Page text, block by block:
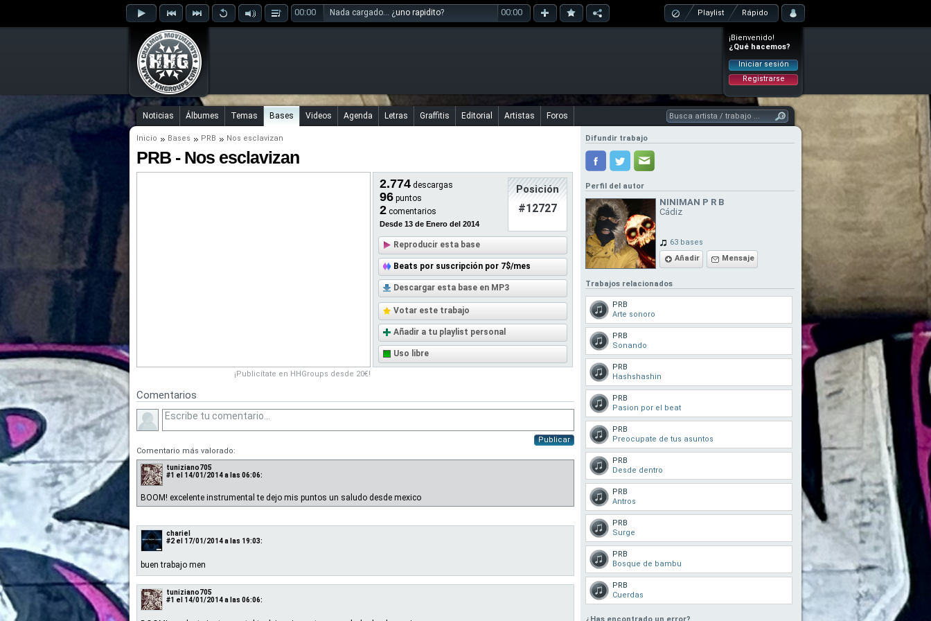
00:00 Nada cargado... ¿uno rapidito? 00:00 Playlist Rápido
¡Bienvenido!
¿Qué hacemos?
Iniciar sesión
Registrarse
Noticias Álbumes Temas Bases Videos Agenda Letras Graffitis Editorial Artistas Foros
Inicio Bases PRB Nos esclavizan
PRB - Nos esclavizan
¡Publicítate en HHGroups desde 20€!
2.774 descargas
96 puntos
2 comentarios
Desde 13 de Enero del 2014
Posición
#12727
Reproducir esta base
Beats por suscripción por 7$/mes
Descargar esta base en MP3
Votar este trabajo
Añadir a tu playlist personal
Uso libre
Comentarios
Publicar
Comentario más valorado:
tuniziano705
#1 el 14/01/2014 a las 06:06:
BOOM! excelente instrumental te dejo mis puntos un saludo desde mexico
chariel
#2 el 17/01/2014 a las 19:03:
buen trabajo men
tuniziano705
#1 el 14/01/2014 a las 06:06:
Difundir trabajo
Perfil del autor
NINIMAN P R B
Cádiz
63 bases
Añadir
Mensaje
Trabajos relacionados
PRB
Arte sonoro
PRB
Sonando
PRB
Hashshashin
PRB
Pasion por el beat
PRB
Preocupate de tus asuntos
PRB
Desde dentro
PRB
Antros
PRB
Surge
PRB
Bosque de bambu
PRB
Cuerdas